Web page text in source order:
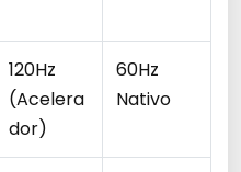
120Hz
(Acelera
dor)
60Hz
Nativo